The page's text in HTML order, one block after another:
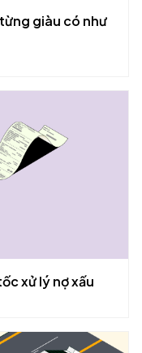
từng giàu có như
xử lý nợ xấu